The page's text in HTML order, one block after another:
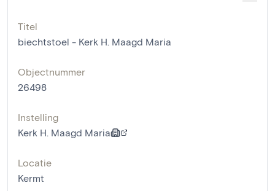
Titel
biechtstoel - Kerk H. Maagd Maria
Objectnummer
26498
Instelling
Kerk H. Maagd Maria
Locatie
Kermt